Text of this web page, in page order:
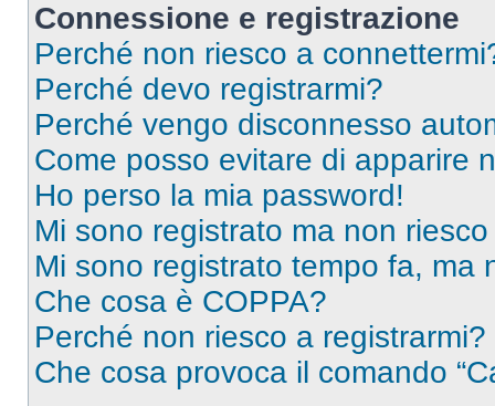
Connessione e registrazione
Perché non riesco a
Perché devo registrarmi?
Perché vengo disconnesso
Come posso evitare di apparire
Ho perso la mia password!
Mi sono registrato ma non
Mi sono registrato tempo fa, ma
Che cosa è COPPA?
Perché non riesco a registrarmi?
Che cosa provoca il comando